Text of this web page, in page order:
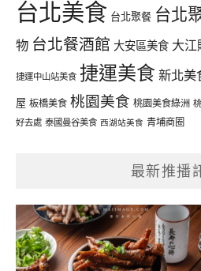
台北美食 台北聚餐 台北
物 台北餐酒館 大安區美食 大江
捷運中山站美食 捷運美食 新北美
屋 板橋美食 桃園美食 桃園美食綠洲
好去處 泰國曼谷美食 西湖站美食 青埔商圈
最新推播